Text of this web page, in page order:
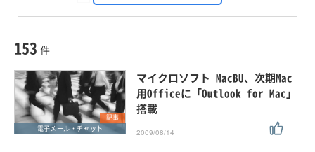
外部ニュース
スペシャルに限定する
153 件
記事
電子メール・チャット
マイクロソフト MacBU、次期Mac
用Officeに「Outlook for Mac」
搭載
2009/08/14